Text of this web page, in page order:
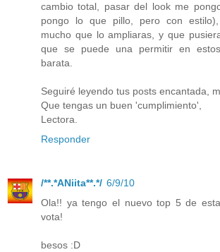
cambio total, pasar del look me
pongo lo que pillo, pero con
mucho que lo ampliaras, y que
que se puede una permitir en
barata.
Seguiré leyendo tus posts encantada,
Que tengas un buen 'cumplimiento',
Lectora.
Responder
/**.*ANiita**.*/ 6/9/10
Ola!! ya tengo el nuevo top 5 de
vota!
besos :D